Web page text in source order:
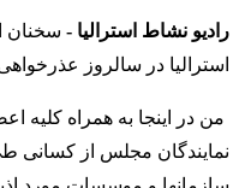
رادیو نشاط استرالیا - سخنان
استرالیا در سالروز
من در اینجا به همراه کلیه
نمایندگان مجلس از کسانی